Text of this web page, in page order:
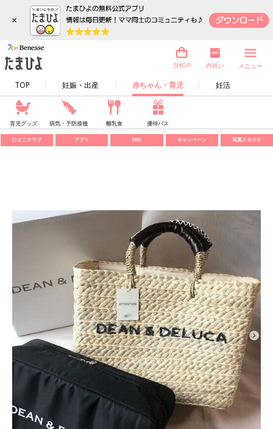
×
TOP 妊娠・出産 赤ちゃん・育児 妊活
SHOP 内祝い メニュー
育児グッズ 病気・予防接種 離乳食 優待パス
ひよこクラブ アプリ SNS キャンペーン 写真スタジオ